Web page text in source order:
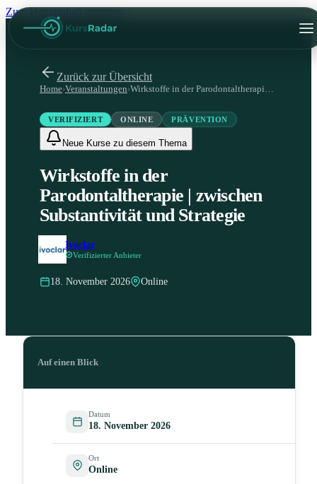
Zum Hauptinhalt springen
Zurück zur Übersicht
Home›Veranstaltungen› Wirkstoffe in der Parodontaltherapie | zwischen Substantivität und Strategie
VERIFIZIERT ONLINE PRÄVENTION
Neue Kurse zu diesem Thema
Wirkstoffe in der
Parodontaltherapie | zwischen
Substantivität und Strategie
Ivoclar
Verifizierter Anbieter
18. November 2026 Online
Auf einen Blick
Datum
18. November 2026
Ort
Online